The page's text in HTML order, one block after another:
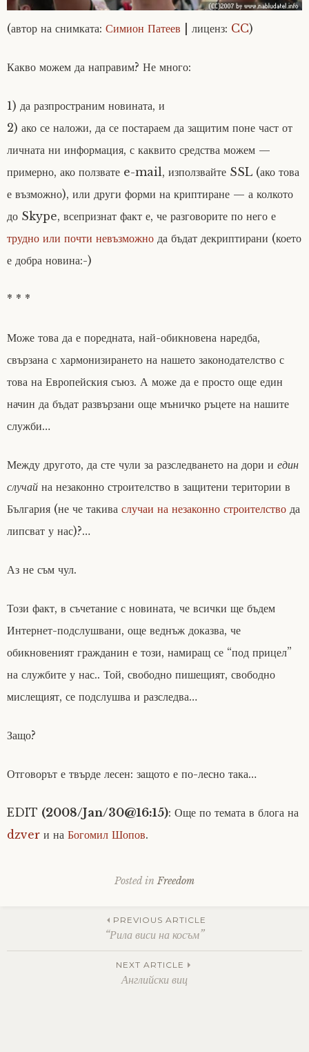
(автор на снимката: Симион Патеев | лиценз: CC)
Какво можем да направим? Не много:
1) да разпространим новината, и
2) ако се наложи, да се постараем да защитим поне част от
личната ни информация, с каквито средства можем —
примерно, ако ползвате e-mail, използвайте SSL (ако това
е възможно), или други форми на криптиране — а колкото
до Skype, всепризнат факт е, че разговорите по него е
трудно или почти невъзможно да бъдат декриптирани (което
е добра новина:-)
* * *
Може това да е поредната, най-обикновена наредба,
свързана с хармонизирането на нашето законодателство с
това на Европейския съюз. А може да е просто още един
начин да бъдат развързани още мъничко ръцете на нашите
служби…
Между другото, да сте чули за разследването на дори и един
случай на незаконно строителство в защитени територии в
България (не че такива случаи на незаконно строителство да
липсват у нас)?…
Аз не съм чул.
Този факт, в съчетание с новината, че всички ще бъдем
Интернет-подслушвани, още веднъж доказва, че
обикновеният гражданин е този, намиращ се “под прицел”
на службите у нас.. Той, свободно пишещият, свободно
мислещият, се подслушва и разследва…
Защо?
Отговорът е твърде лесен: защото е по-лесно така…
EDIT (2008/Jan/30@16:15): Още по темата в блога на
dzver и на Богомил Шопов.
Posted in Freedom
navigation
PREVIOUS ARTICLE
“Рила виси на косъм”
NEXT ARTICLE
Английски виц